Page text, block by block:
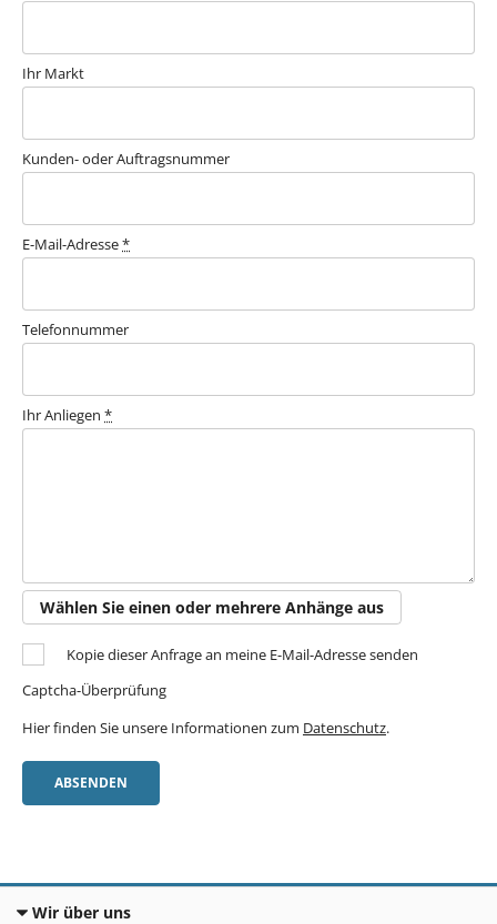
Ihr Markt
Kunden- oder Auftragsnummer
E-Mail-Adresse*
Telefonnummer
Ihr Anliegen *
Wählen Sie einen oder mehrere Anhänge aus
Kopie dieser Anfrage an meine E-Mail-Adresse senden
Captcha-Überprüfung
Hier finden Sie unsere Informationen zum Datenschutz.
ABSENDEN
Wir über uns